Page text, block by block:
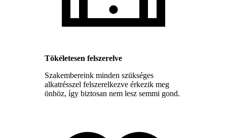
Tökéletesen felszerelve
Szakembereink minden szükséges
alkatrésszel felszerelkezve érkezik meg
önhöz, így biztosan nem lesz semmi gond.